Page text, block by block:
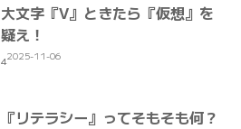
大文字『V』ときたら『仮想』を
疑え！
42025-11-06
『リテラシー』ってそもそも何？